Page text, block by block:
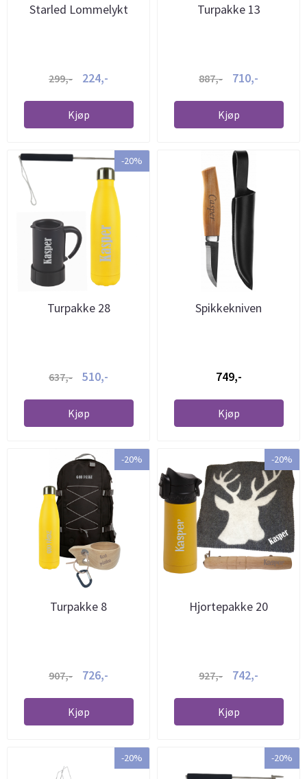
Starled Lommelykt
299,- 224,-
Kjøp
Turpakke 13
887,- 710,-
Kjøp
-20%
Turpakke 28
637,- 510,-
Kjøp
Spikkekniven
749,-
Kjøp
-20%
Turpakke 8
907,- 726,-
Kjøp
-20%
Hjortepakke 20
927,- 742,-
Kjøp
-20% -20%